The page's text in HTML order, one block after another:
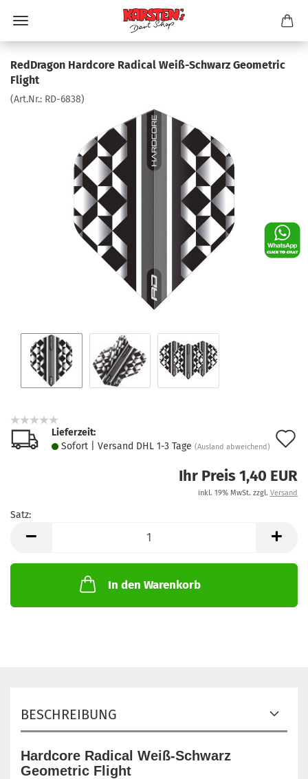
RedDragon Hardcore Radical Weiß-Schwarz Geometric
Flight
(Art.Nr.: RD-6838)
Lieferzeit:
Sofort | Versand DHL 1-3 Tage (Ausland abweichend)
Ihr Preis 1,40 EUR
inkl. 19% MwSt. zzgl. Versand
Satz:
In den Warenkorb
BESCHREIBUNG
Hardcore Radical Weiß-Schwarz
Geometric Flight